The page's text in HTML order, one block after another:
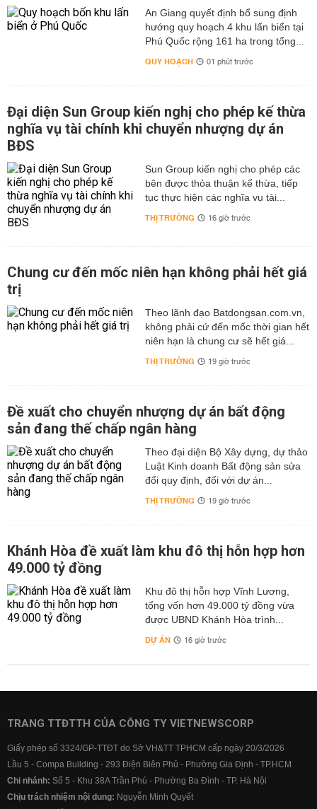
An Giang quyết định bổ sung định
hướng quy hoạch 4 khu lấn biển tại
Phú Quốc rộng 161 ha trong tổng...
QUY HOẠCH 01 phút trước
Đại diện Sun Group kiến nghị cho phép kế thừa
nghĩa vụ tài chính khi chuyển nhượng dự án
BĐS
Sun Group kiến nghị cho phép các
bên được thỏa thuận kế thừa, tiếp
tục thực hiện các nghĩa vụ tài...
THỊ TRƯỜNG 16 giờ trước
Chung cư đến mốc niên hạn không phải hết giá
trị
Theo lãnh đạo Batdongsan.com.vn,
không phải cứ đến mốc thời gian hết
niên hạn là chung cư sẽ hết giá...
THỊ TRƯỜNG 19 giờ trước
Đề xuất cho chuyển nhượng dự án bất động
sản đang thế chấp ngân hàng
Theo đại diện Bộ Xây dựng, dự thảo
Luật Kinh doanh Bất động sản sửa
đổi quy định, đối với dự án...
THỊ TRƯỜNG 19 giờ trước
Khánh Hòa đề xuất làm khu đô thị hỗn hợp hơn
49.000 tỷ đồng
Khu đô thị hỗn hợp Vĩnh Lương,
tổng vốn hơn 49.000 tỷ đồng vừa
được UBND Khánh Hòa trình...
DỰ ÁN 16 giờ trước
TRANG TTĐTTH CỦA CÔNG TY VIETNEWSCORP
Giấy phép số 3324/GP-TTĐT do Sở VH&TT TPHCM cấp ngày 20/3/2026
Lầu 5 - Compa Building - 293 Điện Biên Phủ - Phường Gia Định - TP.HCM
Chi nhánh: Số 5 - Khu 38A Trần Phú - Phường Ba Đình - TP. Hà Nội
Chịu trách nhiệm nội dung: Nguyễn Minh Quyết